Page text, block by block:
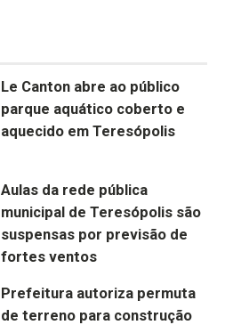
Le Canton abre ao público
parque aquático coberto e
aquecido em Teresópolis
Aulas da rede pública
municipal de Teresópolis são
suspensas por previsão de
fortes ventos
Prefeitura autoriza permuta
de terreno para construção